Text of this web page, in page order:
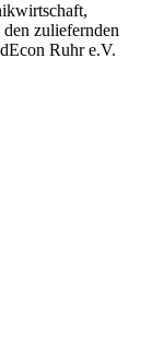
zuliefernden
Ruhr e.V.